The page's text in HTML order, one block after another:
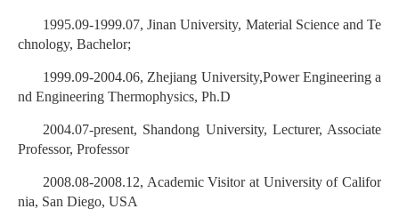
1995.09-1999.07, Jinan University, Material Science and Te
chnology, Bachelor;
1999.09-2004.06, Zhejiang University,Power Engineering a
nd Engineering Thermophysics, Ph.D
2004.07-present, Shandong University, Lecturer, Associate
Professor, Professor
2008.08-2008.12, Academic Visitor at University of Califor
nia, San Diego, USA